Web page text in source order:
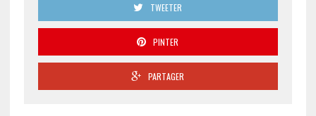
TWEETER
PINTER
PARTAGER